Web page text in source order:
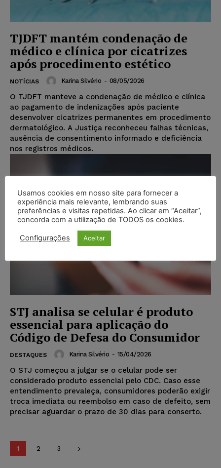
TJDFT mantém condenação de
médico e clínica por cicatrizes
após procedimento estético
NOTÍCIAS Karina Silvério - 08/05/2026
O TJDFT manteve a condenação de médico e clínica
ao pagamento de indenizações após paciente
desenvolver cicatrizes permanentes em procedimento
dermatológico. A Justiça reconheceu falhas técnicas,
ausência de consentimento informado e deficiência
nos registros médicos.
STJ analisa se celular é produto
essencial para aplicação do
Código de Defesa do Consumidor
DESTAQUES Karina Silvério - 15/04/2026
O STJ começou a julgar se o celular pode ser
considerado produto essencial pelo CDC. Caso esse
entendimento prevaleça, consumidores poderão exigir
troca imediata ou reembolso em caso de defeito, sem
precisar aguardar o prazo de 30 dias para conserto.
1 2 3
Usamos cookies em nosso site para fornecer a
experiência mais relevante, lembrando suas
preferências e visitas repetidas. Ao clicar em “Aceitar”,
concorda com a utilização de TODOS os cookies.
Configurações Aceitar